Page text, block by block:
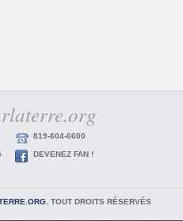
819-604-6600
DEVENEZ FAN !
. TOUT DROITS RÉSERVÉS